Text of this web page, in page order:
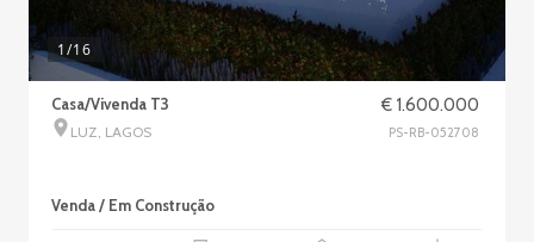
1/16
Casa/Vivenda T3
LUZ, LAGOS
€ 1.600.000
PS-RB-052708
Venda / Em Construção